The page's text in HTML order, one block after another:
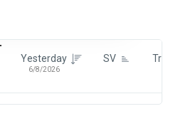
Yesterday
6/8/2026
SV